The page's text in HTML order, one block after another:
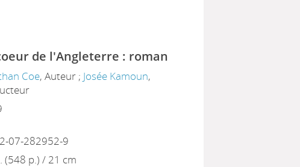
de l'Angleterre : roman
Coe, Auteur ; Josée Kamoun,
07-282952-9
(548 p.) / 21 cm